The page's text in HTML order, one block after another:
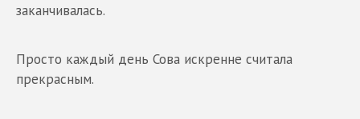
заканчивалась.
Просто каждый день Сова искренне считала
прекрасным.